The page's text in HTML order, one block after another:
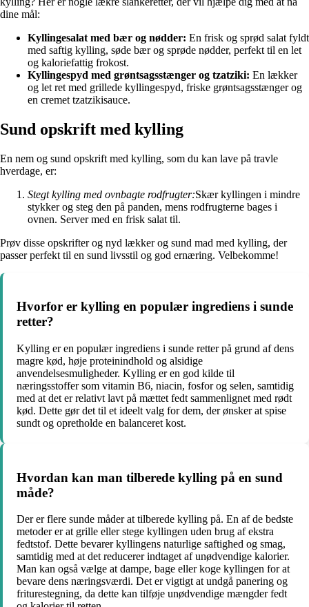
dine mål:
Kyllingesalat med bær og nødder: En frisk og sprød salat fyldt
med saftig kylling, søde bær og sprøde nødder, perfekt til en let
og kaloriefattig frokost.
Kyllingespyd med grøntsagsstænger og tzatziki: En lækker
og let ret med grillede kyllingespyd, friske grøntsagsstænger og
en cremet tzatzikisauce.
Sund opskrift med kylling
En nem og sund opskrift med kylling, som du kan lave på travle
hverdage, er:
Stegt kylling med ovnbagte rodfrugter:Skær kyllingen i mindre
stykker og steg den på panden, mens rodfrugterne bages i
ovnen. Server med en frisk salat til.
Prøv disse opskrifter og nyd lækker og sund mad med kylling, der
passer perfekt til en sund livsstil og god ernæring. Velbekomme!
Hvorfor er kylling en populær ingrediens i sunde
retter?
Kylling er en populær ingrediens i sunde retter på grund af dens
magre kød, høje proteinindhold og alsidige
anvendelsesmuligheder. Kylling er en god kilde til
næringsstoffer som vitamin B6, niacin, fosfor og selen, samtidig
med at det er relativt lavt på mættet fedt sammenlignet med rødt
kød. Dette gør det til et ideelt valg for dem, der ønsker at spise
sundt og opretholde en balanceret kost.
Hvordan kan man tilberede kylling på en sund
måde?
Der er flere sunde måder at tilberede kylling på. En af de bedste
metoder er at grille eller stege kyllingen uden brug af ekstra
fedtstof. Dette bevarer kyllingens naturlige saftighed og smag,
samtidig med at det reducerer indtaget af unødvendige kalorier.
Man kan også vælge at dampe, bage eller koge kyllingen for at
bevare dens næringsværdi. Det er vigtigt at undgå panering og
friturestegning, da dette kan tilføje unødvendige mængder fedt